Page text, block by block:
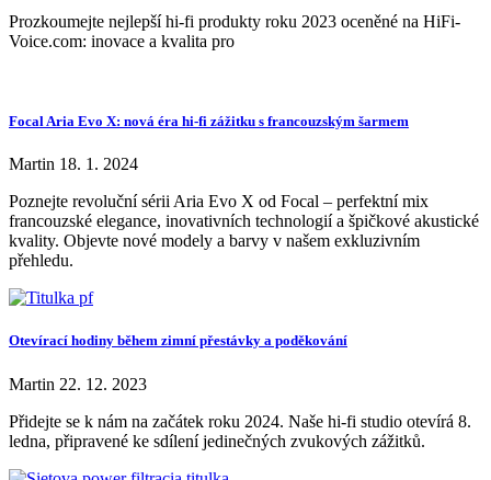
Prozkoumejte nejlepší hi-fi produkty roku 2023 oceněné na HiFi-
Voice.com: inovace a kvalita pro
Focal Aria Evo X: nová éra hi-fi zážitku s francouzským šarmem
Martin 18. 1. 2024
Poznejte revoluční sérii Aria Evo X od Focal – perfektní mix
francouzské elegance, inovativních technologií a špičkové akustické
kvality. Objevte nové modely a barvy v našem exkluzivním
přehledu.
Otevírací hodiny během zimní přestávky a poděkování
Martin 22. 12. 2023
Přidejte se k nám na začátek roku 2024. Naše hi-fi studio otevírá 8.
ledna, připravené ke sdílení jedinečných zvukových zážitků.